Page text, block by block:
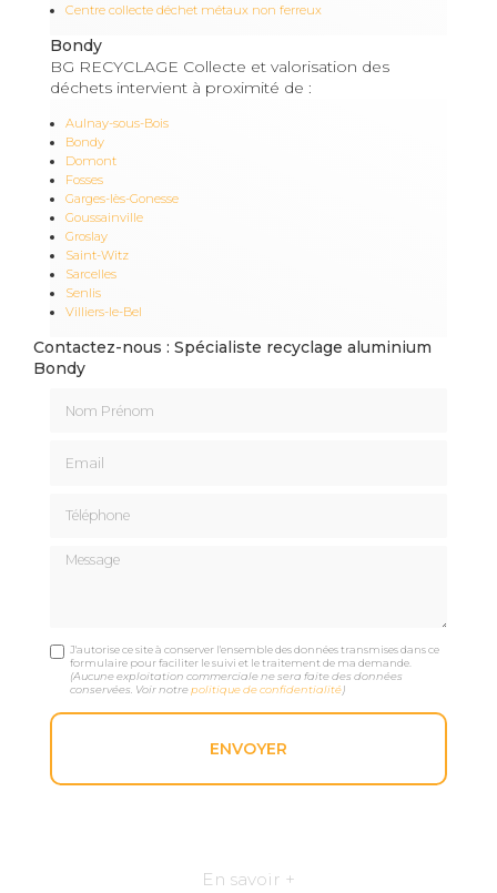
Centre collecte déchet métaux non ferreux
Bondy
BG RECYCLAGE Collecte et valorisation des
déchets intervient à proximité de :
Aulnay-sous-Bois
Bondy
Domont
Fosses
Garges-lès-Gonesse
Goussainville
Groslay
Saint-Witz
Sarcelles
Senlis
Villiers-le-Bel
Contactez-nous : Spécialiste recyclage aluminium
Bondy
Message
J'autorise ce site à conserver l'ensemble des données transmises dans ce
formulaire pour faciliter le suivi et le traitement de ma demande.
(Aucune exploitation commerciale ne sera faite des données
conservées. Voir notrepolitique de confidentialité)
En savoir +